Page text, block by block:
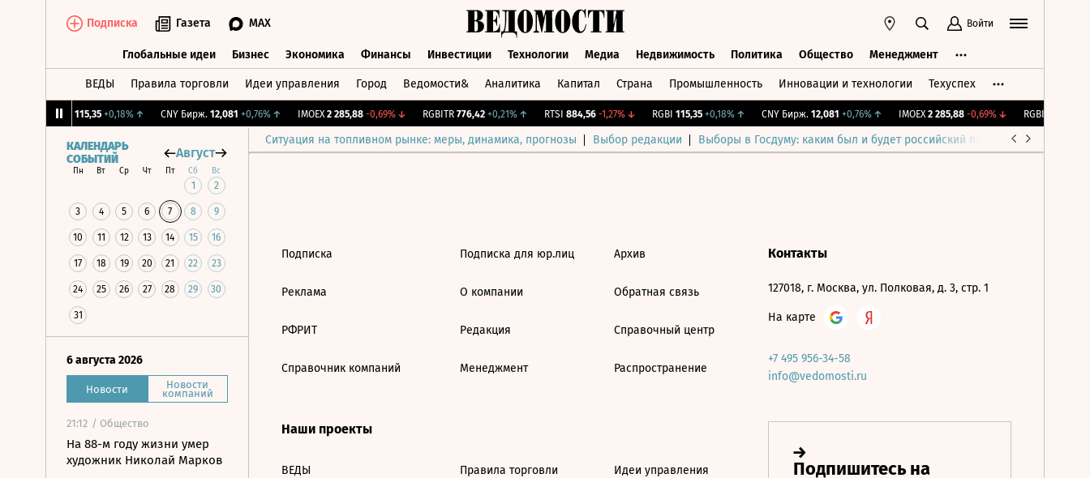
Подписка Газета MAX Войти
Глобальные идеи Бизнес Экономика Финансы Инвестиции Технологии Медиа Недвижимость Политика Общество Менеджмент
ВЕДЫ Правила торговли Идеи управления Город Ведомости& Аналитика Капитал Страна Промышленность Инновации и технологии Техуспех
115,35 +0,18%↑ CNY Бирж. 12,081 +0,76%↑ IMOEX 2 285,88 -0,69%↓ RGBITR 776,42 +0,21%↑ RTSI 884,56 -1,27%↓ RGBI 115,35 +0,18%↑ CNY Бирж. 12,081 +0,76%↑ IMOEX 2 285,88 -0,69%↓ RGBITR
Ситуация на топливном рынке: меры, динамика, прогнозы Выбор редакции Выборы в Госдуму: каким был и будет российский парламент
КАЛЕНДАРЬ
СОБЫТИЙ
Август
Пн Вт Ср Чт Пт Сб Вс
1 2
3 4 5 6 7 8 9
10 11 12 13 14 15 16
17 18 19 20 21 22 23
24 25 26 27 28 29 30
31
6 августа 2026
Новости Новости
компаний
21:12 / Общество
На 88-м году жизни умер
художник Николай Марков
Подписка
Реклама
РФРИТ
Справочник компаний
Подписка для юр.лиц
О компании
Редакция
Менеджмент
Архив
Обратная связь
Справочный центр
Распространение
Наши проекты
ВЕДЫ Правила торговли Идеи управления
Контакты
127018, г. Москва, ул. Полковая, д. 3, стр. 1
На карте
+7 495 956-34-58
info@vedomosti.ru